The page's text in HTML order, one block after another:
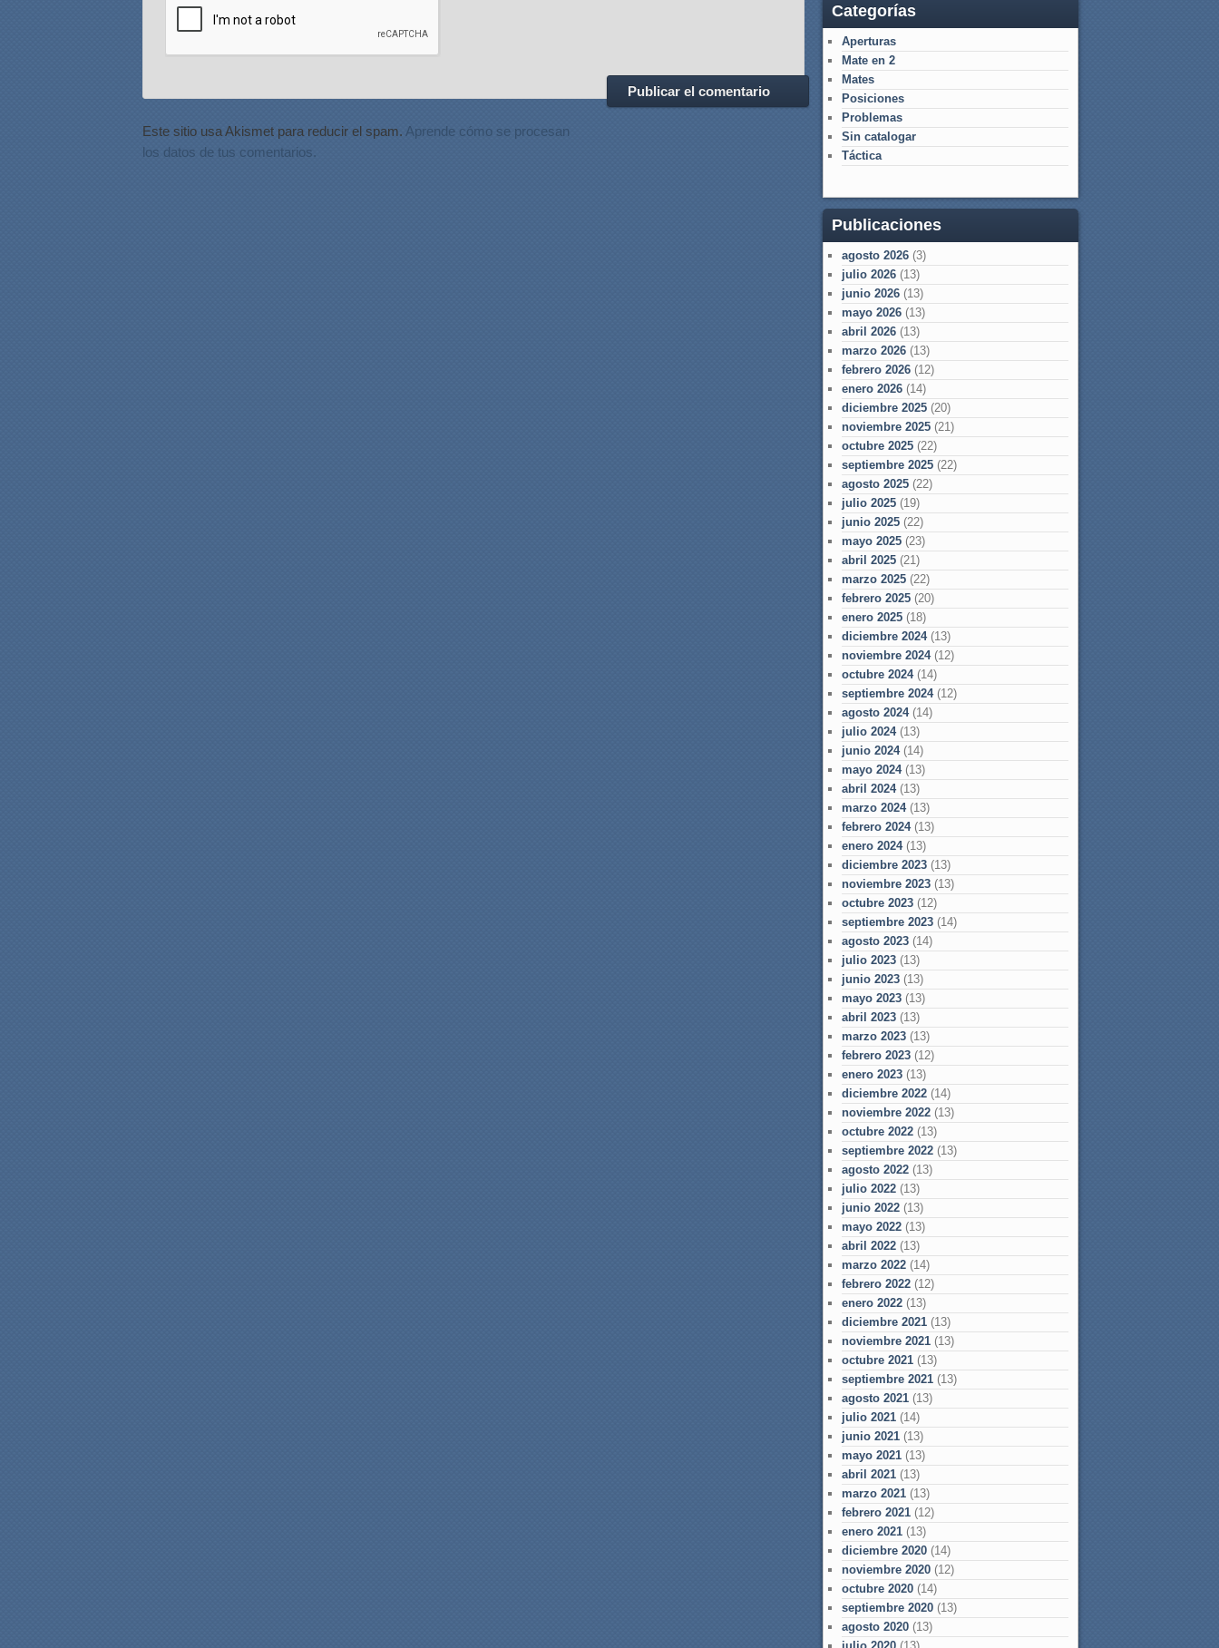
Este sitio usa Akismet para reducir el spam. Aprende cómo se procesan
los datos de tus comentarios.
Categorías
Aperturas
Mate en 2
Mates
Posiciones
Problemas
Sin catalogar
Táctica
Publicaciones
agosto 2026 (3)
julio 2026 (13)
junio 2026 (13)
mayo 2026 (13)
abril 2026 (13)
marzo 2026 (13)
febrero 2026 (12)
enero 2026 (14)
diciembre 2025 (20)
noviembre 2025 (21)
octubre 2025 (22)
septiembre 2025 (22)
agosto 2025 (22)
julio 2025 (19)
junio 2025 (22)
mayo 2025 (23)
abril 2025 (21)
marzo 2025 (22)
febrero 2025 (20)
enero 2025 (18)
diciembre 2024(13)
noviembre 2024(12)
octubre 2024(14)
septiembre 2024(12)
agosto 2024(14)
julio 2024(13)
junio 2024(14)
mayo 2024(13)
abril 2024(13)
marzo 2024(13)
febrero 2024(13)
enero 2024(13)
diciembre 2023 (13)
noviembre 2023 (13)
octubre 2023 (12)
septiembre 2023 (14)
agosto 2023 (14)
julio 2023 (13)
junio 2023 (13)
mayo 2023 (13)
abril 2023 (13)
marzo 2023 (13)
febrero 2023 (12)
enero 2023 (13)
diciembre 2022 (14)
noviembre 2022 (13)
octubre 2022 (13)
septiembre 2022 (13)
agosto 2022 (13)
julio 2022 (13)
junio 2022 (13)
mayo 2022 (13)
abril 2022 (13)
marzo 2022 (14)
febrero 2022 (12)
enero 2022 (13)
diciembre 2021 (13)
noviembre 2021 (13)
octubre 2021 (13)
septiembre 2021 (13)
agosto 2021 (13)
julio 2021 (14)
junio 2021 (13)
mayo 2021 (13)
abril 2021 (13)
marzo 2021 (13)
febrero 2021 (12)
enero 2021 (13)
diciembre 2020 (14)
noviembre 2020 (12)
octubre 2020 (14)
septiembre 2020 (13)
agosto 2020 (13)